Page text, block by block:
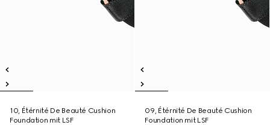
10, Étérnité De Beauté Cushion
Foundation mit LSF
09, Étérnité De Beauté Cushion
Foundation mit LSF